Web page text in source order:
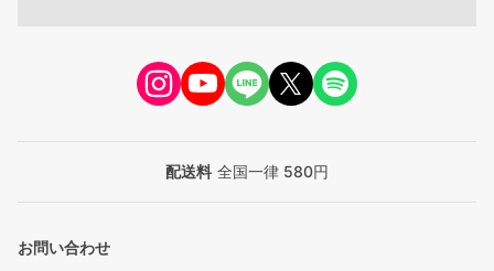
配送料 全国一律 580円
お問い合わせ